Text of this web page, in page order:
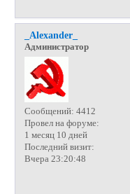
_Alexander_
Администратор
Сообщений: 4412
Провел на форуме:
1 месяц 10 дней
Последний визит:
Вчера 23:20:48